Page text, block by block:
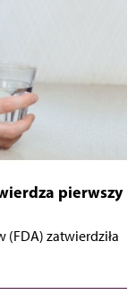
pierwszy
(FDA) zatwierdziła